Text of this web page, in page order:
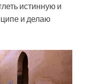
истинную и
и делаю